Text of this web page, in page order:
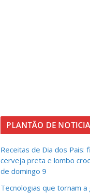
PLANTÃO DE
Receitas de Dia dos Pais:
cerveja preta e lombo
de domingo 9
Tecnologias que tornam a